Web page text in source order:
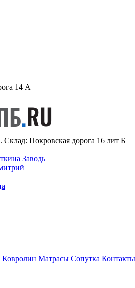
14 А
Склад: Покровская дорога 16 лит Б
Заводь
Ковролин Матрасы Сопутка Контакты